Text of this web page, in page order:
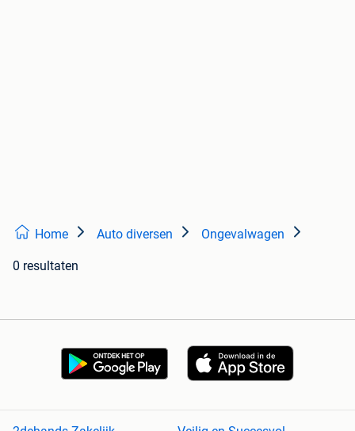
Home Auto diversen Ongevalwagen
0 resultaten